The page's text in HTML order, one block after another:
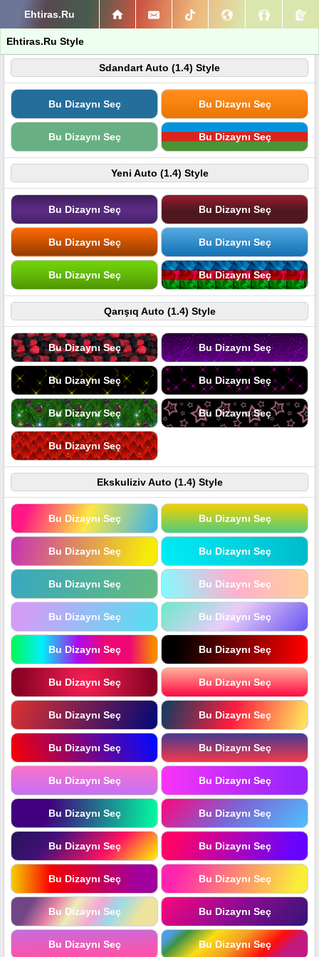
Ehtiras.Ru
Ehtiras.Ru Style
Sdandart Auto (1.4) Style
Bu Dizaynı Seç Bu Dizaynı Seç
Bu Dizaynı Seç Bu Dizaynı Seç
Yeni Auto (1.4) Style
Bu Dizaynı Seç Bu Dizaynı Seç
Bu Dizaynı Seç Bu Dizaynı Seç
Bu Dizaynı Seç Bu Dizaynı Seç
Qarışıq Auto (1.4) Style
Bu Dizaynı Seç Bu Dizaynı Seç
Bu Dizaynı Seç Bu Dizaynı Seç
Bu Dizaynı Seç Bu Dizaynı Seç
Bu Dizaynı Seç
Ekskuliziv Auto (1.4) Style
Bu Dizaynı Seç Bu Dizaynı Seç
Bu Dizaynı Seç Bu Dizaynı Seç
Bu Dizaynı Seç Bu Dizaynı Seç
Bu Dizaynı Seç Bu Dizaynı Seç
Bu Dizaynı Seç Bu Dizaynı Seç
Bu Dizaynı Seç Bu Dizaynı Seç
Bu Dizaynı Seç Bu Dizaynı Seç
Bu Dizaynı Seç Bu Dizaynı Seç
Bu Dizaynı Seç Bu Dizaynı Seç
Bu Dizaynı Seç Bu Dizaynı Seç
Bu Dizaynı Seç Bu Dizaynı Seç
Bu Dizaynı Seç Bu Dizaynı Seç
Bu Dizaynı Seç Bu Dizaynı Seç
Bu Dizaynı Seç Bu Dizaynı Seç